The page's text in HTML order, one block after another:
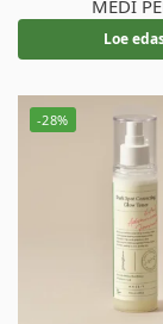
MEDI
Loe
-28%